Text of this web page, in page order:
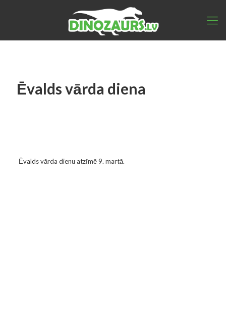
Ēvalds vārda diena
Ēvalds vārda dienu atzīmē 9. martā.